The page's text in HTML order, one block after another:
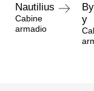
Nautilius
Cabine
armadio
y